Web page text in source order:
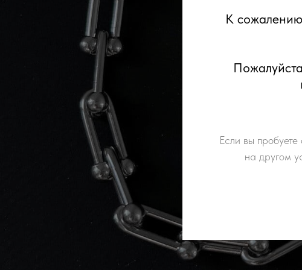
К
Если вы пробуете
на другом